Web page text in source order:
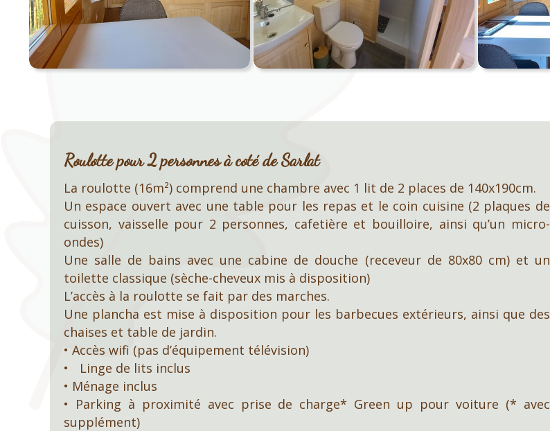
Roulotte pour 2 personnes à coté de Sarlat
La roulotte (16m²) comprend une chambre avec 1 lit de 2 places de 140x190cm.
Un espace ouvert avec une table pour les repas et le coin cuisine (2 plaques de
cuisson, vaisselle pour 2 personnes, cafetière et bouilloire, ainsi qu’un micro-
ondes)
Une salle de bains avec une cabine de douche (receveur de 80x80 cm) et un
toilette classique (sèche-cheveux mis à disposition)
L’accès à la roulotte se fait par des marches.
Une plancha est mise à disposition pour les barbecues extérieurs, ainsi que des
chaises et table de jardin.
• Accès wifi (pas d’équipement télévision)
• Linge de lits inclus
• Ménage inclus
• Parking à proximité avec prise de charge* Green up pour voiture (* avec
supplément)